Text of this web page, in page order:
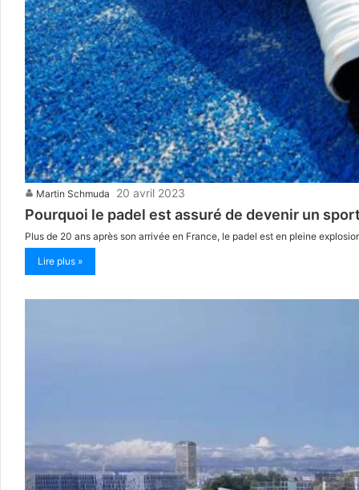
Martin Schmuda 20 avril 2023
Pourquoi le padel est assuré de devenir un
Plus de 20 ans après son arrivée en France, le padel est en pleine
Lire plus »